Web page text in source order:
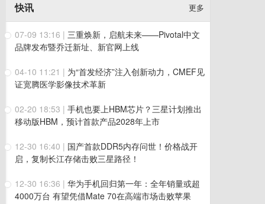
快讯 更多
07-09 13:16 | 三重焕新，启航未来——Pivotal中文
品牌发布暨乔迁新址、新官网上线
04-10 11:21 | 为“首发经济”注入创新动力，CMEF见
证宽腾医学影像技术革新
02-20 18:53 | 手机也要上HBM芯片？三星计划推出
移动版HBM，预计首款产品2028年上市
12-30 16:40 | 国产首款DDR5内存问世！价格战开
启，复制长江存储击败三星路径！
12-30 16:36 | 华为手机回归第一年：全年销量或超
4000万台 有望凭借Mate 70在高端市场击败苹果